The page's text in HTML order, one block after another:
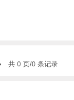
共 0 页/0 条记录